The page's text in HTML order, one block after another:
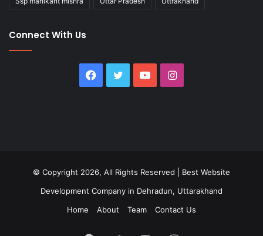
Connect With Us
Facebook
Twitter YouTubeInstagram
© Copyright 2026, All Rights Reserved | Best Website
Development Company in Dehradun, Uttarakhand
Home
About Team Contact Us